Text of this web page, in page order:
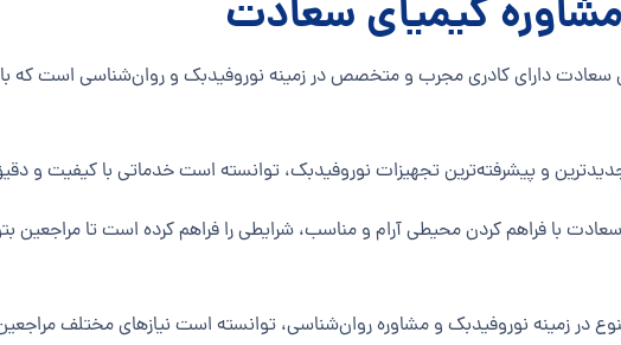
کیمیای سعادت
دارای کادری مجرب و متخصص در زمینه نوروفیدبک و روان‌شناسی است که با
با فراهم کردن محیطی آرام و مناسب، شرایطی را فراهم کرده است تا